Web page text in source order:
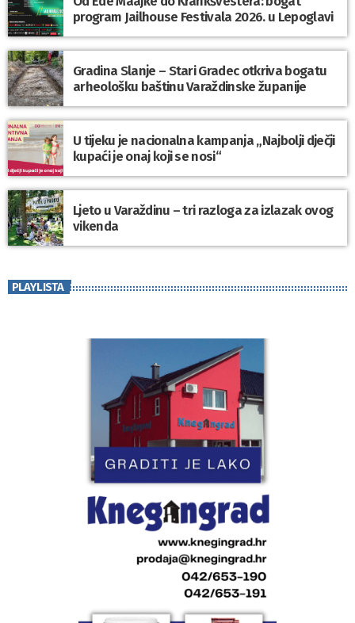
program Jailhouse Festivala 2026. u Lepoglavi
Gradina Slanje – Stari Gradec otkriva bogatu
arheološku baštinu Varaždinske županije
U tijeku je nacionalna kampanja „Najbolji dječji
kupaći je onaj koji se nosi“
Ljeto u Varaždinu – tri razloga za izlazak ovog
vikenda
PLAYLISTA